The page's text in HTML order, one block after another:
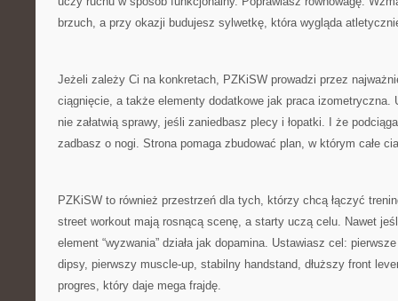
brzuch, a przy okazji budujesz sylwetkę, która wygląda
Jeżeli zależy Ci na konkretach, PZKiSW prowadzi przez
ciągnięcie, a także elementy dodatkowe jak praca
nie załatwią sprawy, jeśli zaniedbasz plecy i łopatki. I że
zadbasz o nogi. Strona pomaga zbudować plan, w którym całe
PZKiSW to również przestrzeń dla tych, którzy chcą łączyć
street workout mają rosnącą scenę, a starty uczą celu. Nawet
element “wyzwania” działa jak dopamina. Ustawiasz cel:
dipsy, pierwszy muscle-up, stabilny handstand, dłuższy front
progres, który daje mega frajdę.